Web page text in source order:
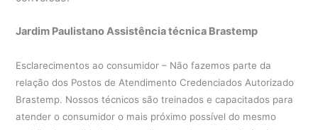
Jardim Paulistano Assistência técnica Brastemp
Esclarecimentos ao consumidor – Não fazemos parte da
relação dos Postos de Atendimento Credenciados Autorizado
Brastemp. Nossos técnicos são treinados e capacitados para
atender o consumidor o mais próximo possível do mesmo